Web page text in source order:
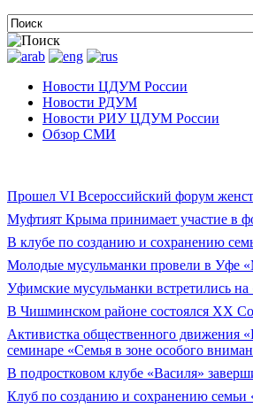
Новости ЦДУМ России
Новости РДУМ
Новости РИУ ЦДУМ России
Обзор СМИ
Прошел VI Всероссийский форум
Муфтият Крыма принимает участие в
В клубе по созданию и сохранению
Молодые мусульманки провели в Уфе
Уфимские мусульманки встретились
В Чишминском районе состоялся XX
Активистка общественного движения
семинаре «Семья в зоне особого
В подростковом клубе «Василя»
Клуб по созданию и сохранению семьи